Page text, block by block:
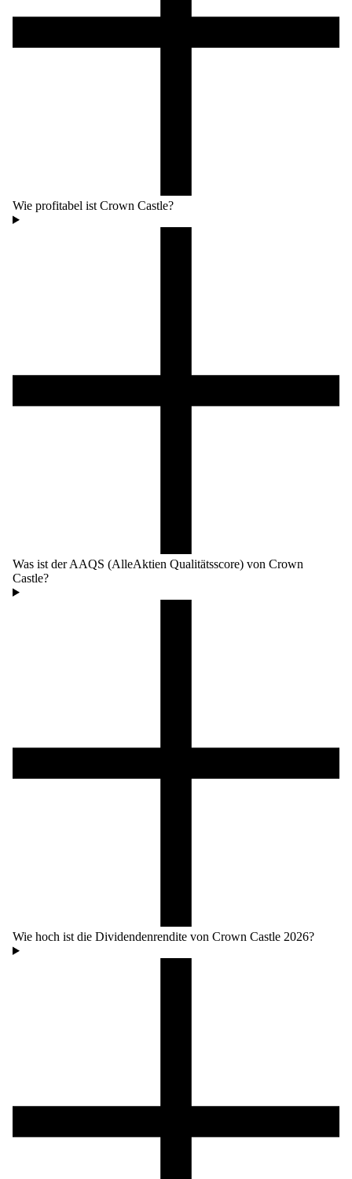
Wie profitabel ist Crown Castle?
Was ist der AAQS (AlleAktien Qualitätsscore) von Crown
Castle?
Wie hoch ist die Dividendenrendite von Crown Castle 2026?